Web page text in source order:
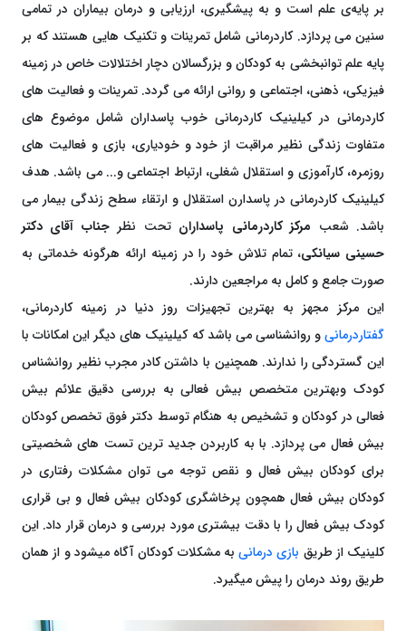
بر پایه‌ی علم است و به پیشگیری، ارزیابی و درمان بیماران در تمامی
سنین می پردازد. کاردرمانی شامل تمرینات و تکنیک هایی هستند که بر
پایه علم توانبخشی به کودکان و بزرگسالان دچار اختلالات خاص در زمینه
فیزیکی، ذهنی، اجتماعی و روانی ارائه می گردد. تمرینات و فعالیت های
کاردرمانی در کیلینیک کاردرمانی خوب پاسداران شامل موضوع های
متفاوت زندگی نظیر مراقبت از خود و خودیاری، بازی و فعالیت های
روزمره، کارآموزی و استقلال شغلی، ارتباط اجتماعی و... می باشد. هدف
کیلینیک کاردرمانی در پاسدارن استقلال و ارتقاء سطح زندگی بیمار می
باشد. شعب مرکز کاردرمانی پاسداران تحت نظرجناب آقای دکتر
حسینی سیانکی، تمام تلاش خود را در زمینه ارائه هرگونه خدماتی به
صورت جامع و کامل به مراجعین دارند.
این مرکز مجهز به بهترین تجهیزات روز دنیا در زمینه کاردرمانی،
گفتاردرمانیو روانشناسی می باشد که کیلینیک های دیگر این امکانات با
این گستردگی را ندارند. همچنین با داشتن کادر مجرب نظیر روانشناس
کودک وبهترین متخصص بیش فعالی به بررسی دقیق علائم بیش
فعالی در کودکان و تشخیص به هنگام توسط دکتر فوق تخصص کودکان
بیش فعال می پردازد. با به کاربردن جدید ترین تست های شخصیتی
برای کودکان بیش فعال و نقص توجه می توان مشکلات رفتاری در
کودکان بیش فعال همچون پرخاشگری کودکان بیش فعال و بی قراری
کودک بیش فعال را با دقت بیشتری مورد بررسی و درمان قرار داد. این
کلینیک از طریق بازی درمانی به مشکلات کودکان آگاه میشود و از همان
طریق روند درمان را پیش میگیرد.